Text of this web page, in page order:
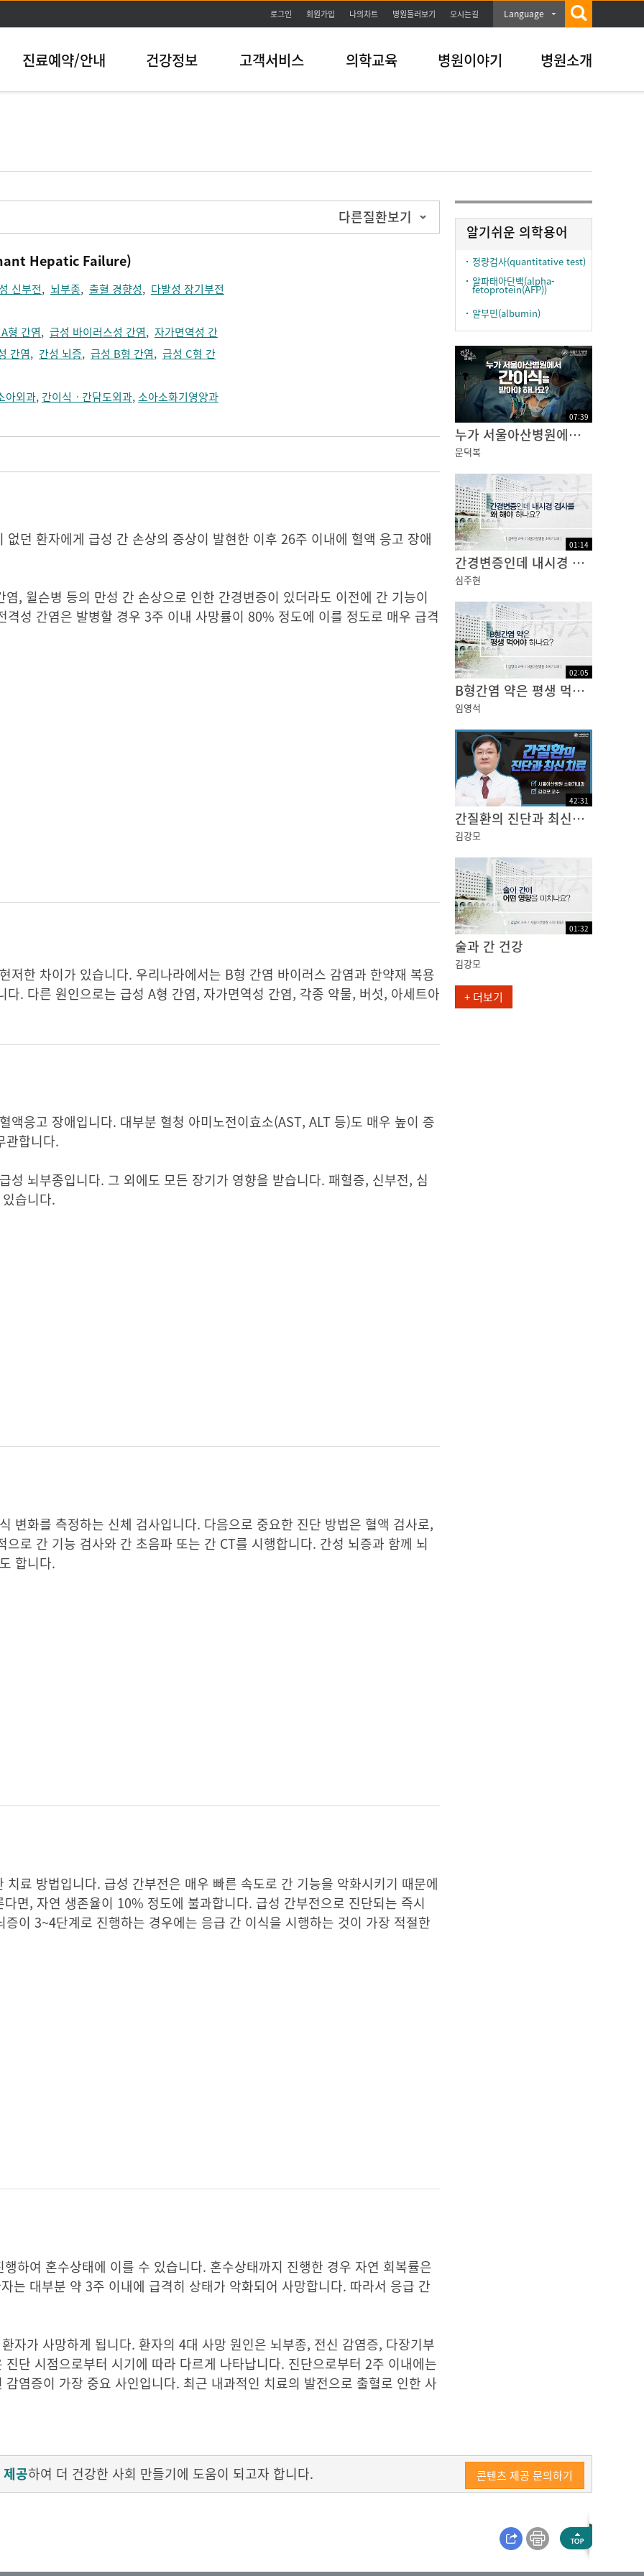
본문바로가기
로그인 회원가입 나의차트 병원둘러보기 오시는길 Language
진료예약/안내 건강정보 고객서비스 의학교육 병원이야기 병원소개
다른질환보기
Hepatic Failure)
신부전, 뇌부종, 출혈 경향성, 다발성 장기부전
형 간염, 급성 바이러스성 간염, 자가면역성 간
간염, 간성 뇌증, 급성 B형 간염, 급성 C형 간
아외과, 간이식ㆍ간담도외과,소아소화기영양과
던 환자에게 급성 간 손상의 증상이 발현한 이후 26주 이내에 혈액 응고 장애
, 윌슨병 등의 만성 간 손상으로 인한 간경변증이 있더라도 이전에 간 기능이
성 간염은 발병할 경우 3주 이내 사망률이 80% 정도에 이를 정도로 매우 급격
저한 차이가 있습니다. 우리나라에서는 B형 간염 바이러스 감염과 한약재 복용
. 다른 원인으로는 급성 A형 간염, 자가면역성 간염, 각종 약물, 버섯, 아세트아
액응고 장애입니다. 대부분 혈청 아미노전이효소(AST, ALT 등)도 매우 높이 증
관합니다.
성 뇌부종입니다. 그 외에도 모든 장기가 영향을 받습니다. 패혈증, 신부전, 심
습니다.
변화를 측정하는 신체 검사입니다. 다음으로 중요한 진단 방법은 혈액 검사로,
로 간 기능 검사와 간 초음파 또는 간 CT를 시행합니다. 간성 뇌증과 함께 뇌
합니다.
료 방법입니다. 급성 간부전은 매우 빠른 속도로 간 기능을 악화시키기 때문에
면, 자연 생존율이 10% 정도에 불과합니다. 급성 간부전으로 진단되는 즉시
이 3~4단계로 진행하는 경우에는 응급 간 이식을 시행하는 것이 가장 적절한
하여 혼수상태에 이를 수 있습니다. 혼수상태까지 진행한 경우 자연 회복률은
는 대부분 약 3주 이내에 급격히 상태가 악화되어 사망합니다. 따라서 응급 간
자가 사망하게 됩니다. 환자의 4대 사망 원인은 뇌부종, 전신 감염증, 다장기부
단 시점으로부터 시기에 따라 다르게 나타납니다. 진단으로부터 2주 이내에는
염증이 가장 중요 사인입니다. 최근 내과적인 치료의 발전으로 출혈로 인한 사
알기쉬운 의학용어
정량검사(quantitative test)
알파태아단백(alpha-
fetoprotein(AFP))
알부민(albumin)
07:39
누가 서울아산병원에서 간이식을 받아야 하나요? | 건강플러스
문덕복
01:14
간경변증인데 내시경 검사를 왜 해야 하나요?
심주현
02:05
B형간염 약은 평생 먹어야 하나요?
임영석
42:31
간질환의 진단과 최신치료
김강모
01:32
술과 간 건강
김강모
+ 더보기
공하여 더 건강한 사회 만들기에 도움이 되고자 합니다. 콘텐츠 제공 문의하기